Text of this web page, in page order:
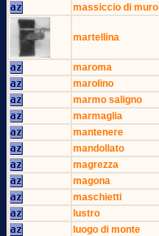
massiccio di muro
martellina
maroma
marolino
marmo saligno
marmaglia
mantenere
mandollato
magrezza
magona
maschietti
lustro
luogo di monte